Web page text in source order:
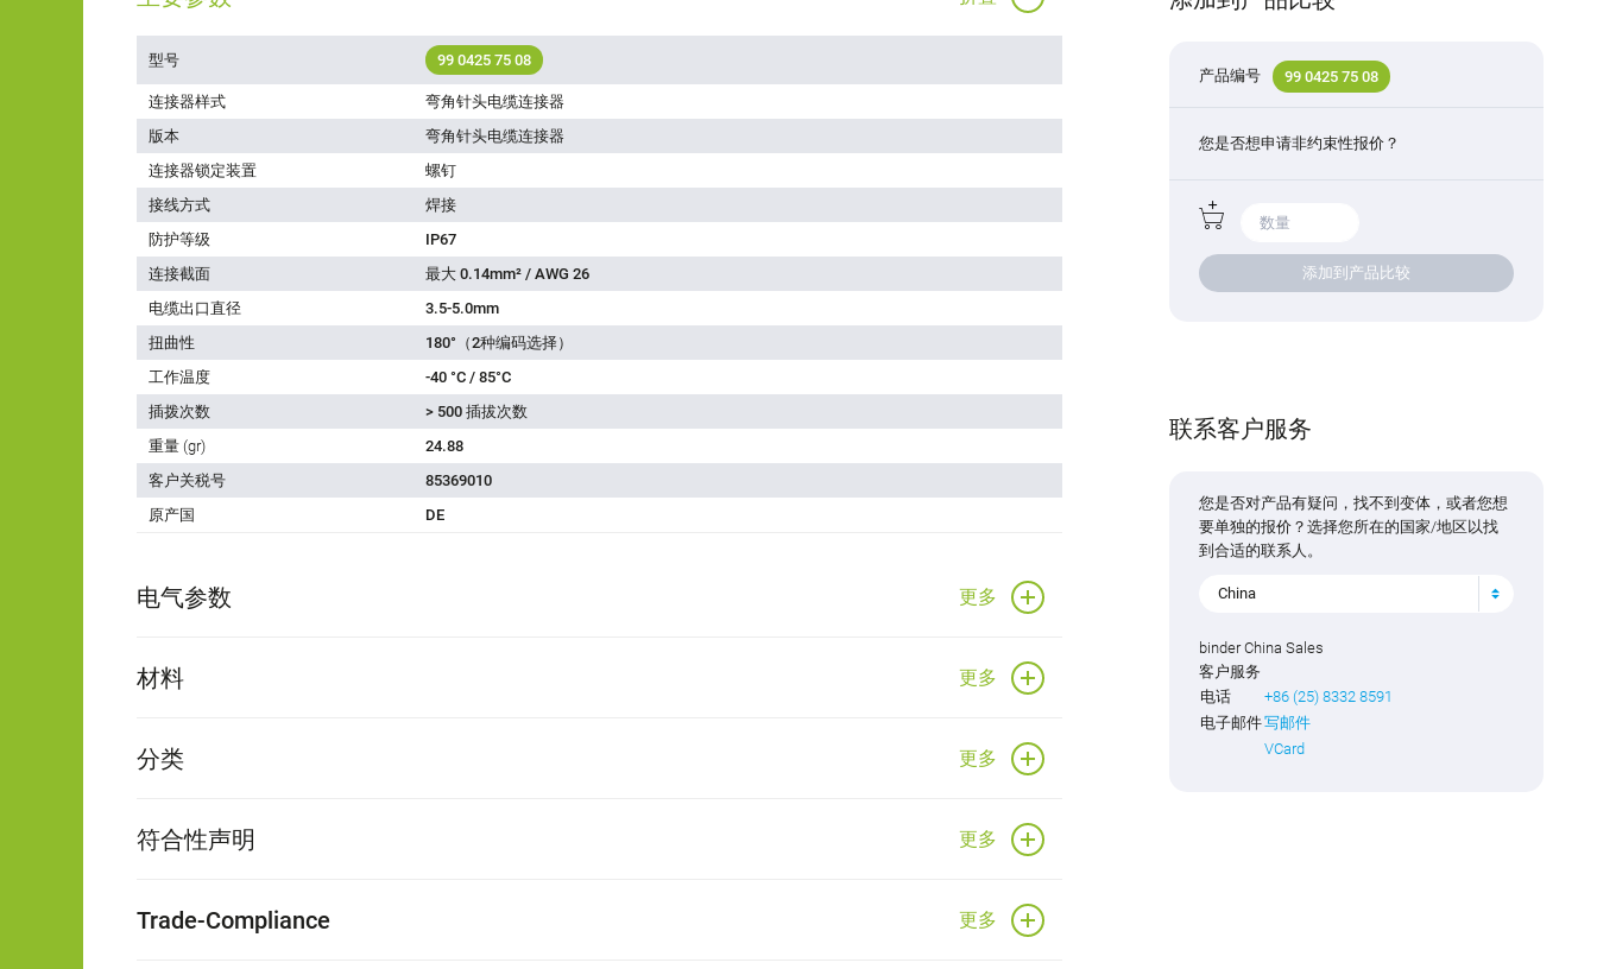
型号 99 0425 75 08
连接器样式
弯角针头电缆连接器
版本
弯角针头电缆连接器
连接器锁定装置
螺钉
接线方式
焊接
防护等级
IP67
连接截面
最大 0.14mm² / AWG 26
电缆出口直径
3.5-5.0mm
扭曲性
180°（2种编码选择）
工作温度
-40 °C / 85°C
插拨次数
> 500 插拔次数
重量 (gr)
24.88
客户关税号
85369010
原产国
DE
电气参数 更多
材料 更多
分类 更多
符合性声明 更多
Trade-Compliance 更多
产品编号 99 0425 75 08
您是否想申请非约束性报价？
添加到产品比较
联系客户服务
您是否对产品有疑问，找不到变体，或者您想
要单独的报价？选择您所在的国家/地区以找
到合适的联系人。
China
binder China Sales
客户服务
电话
+86 (25) 8332 8591
电子邮件写邮件
VCard